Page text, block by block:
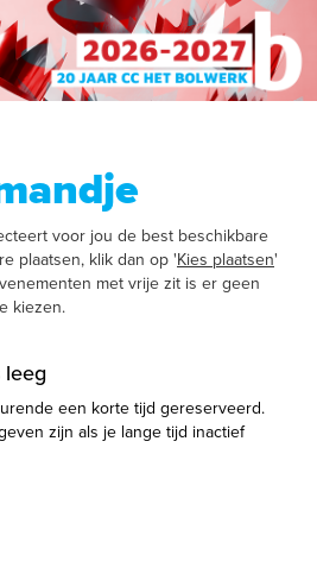
voor jou de best beschikbare
plaatsen, klik dan op 'Kies plaatsen'
met vrije zit is er geen
kiezen.
leeg
een korte tijd gereserveerd.
zijn als je lange tijd inactief